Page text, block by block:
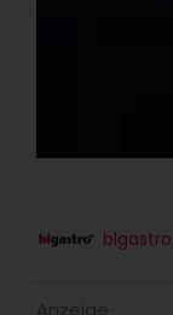
Anzeige